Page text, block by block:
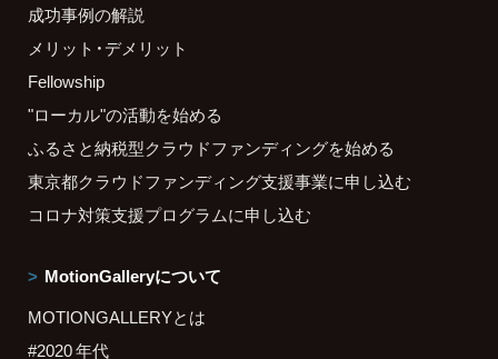
成功事例の解説
メリット・デメリット
Fellowship
"ローカル"の活動を始める
ふるさと納税型クラウドファンディングを始める
東京都クラウドファンディング支援事業に申し込む
コロナ対策支援プログラムに申し込む
MotionGalleryについて
MOTIONGALLERYとは
#2020 年代